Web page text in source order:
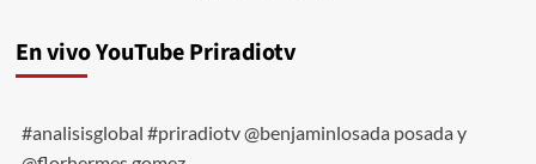
Tugurios
En vivo YouTube Priradiotv
#analisisglobal #priradiotv @benjaminlosada posada y